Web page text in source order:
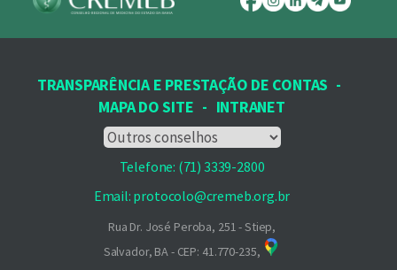
Telefone: (71) 3339-2800
Email: protocolo@cremeb.org.br
Rua Dr. José Peroba, 251 - Stiep,
Salvador, BA - CEP: 41.770-235,
TRANSPARÊNCIA E PRESTAÇÃO DE CONTAS -
MAPA DO SITE - INTRANET